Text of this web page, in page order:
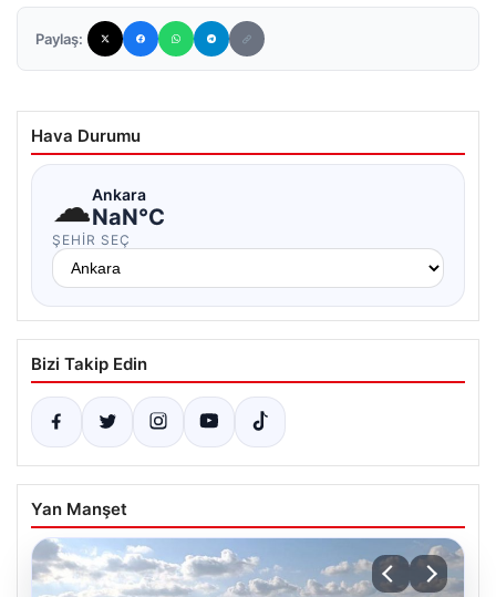
Paylaş:
Hava Durumu
☁Ankara
NaN°C
ŞEHIR SEÇ
Bizi Takip Edin
Yan Manşet